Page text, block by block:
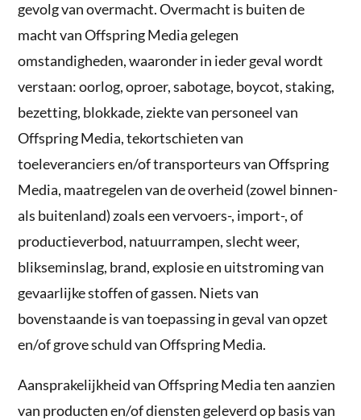
gevolg van overmacht. Overmacht is buiten de
macht van Offspring Media gelegen
omstandigheden, waaronder in ieder geval wordt
verstaan: oorlog, oproer, sabotage, boycot, staking,
bezetting, blokkade, ziekte van personeel van
Offspring Media, tekortschieten van
toeleveranciers en/of transporteurs van Offspring
Media, maatregelen van de overheid (zowel binnen-
als buitenland) zoals een vervoers-, import-, of
productieverbod, natuurrampen, slecht weer,
blikseminslag, brand, explosie en uitstroming van
gevaarlijke stoffen of gassen. Niets van
bovenstaande is van toepassing in geval van opzet
en/of grove schuld van Offspring Media.
Aansprakelijkheid van Offspring Media ten aanzien
van producten en/of diensten geleverd op basis van